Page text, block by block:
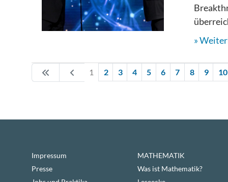
1 2 3 4 5 6 7 8 9 10
Impressum
Presse
MATHEMATIK
Was ist Mathematik?